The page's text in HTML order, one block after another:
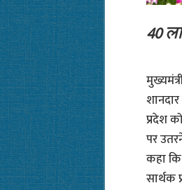
40
प्रदेश
पर
कहा
सार्थक